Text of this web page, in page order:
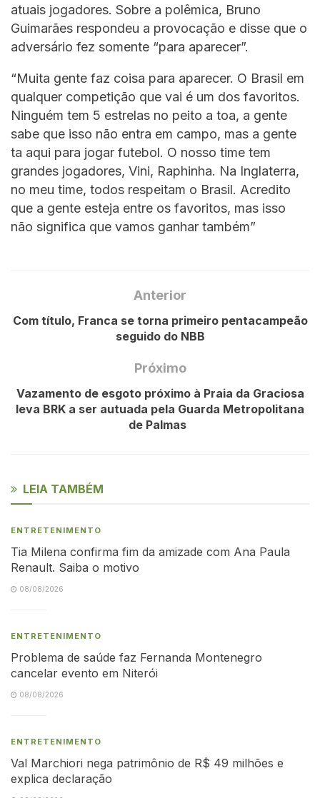
atuais jogadores. Sobre a polêmica, Bruno
Guimarães respondeu a provocação e disse que o
adversário fez somente “para aparecer”.
“Muita gente faz coisa para aparecer. O Brasil em
qualquer competição que vai é um dos favoritos.
Ninguém tem 5 estrelas no peito a toa, a gente
sabe que isso não entra em campo, mas a gente
ta aqui para jogar futebol. O nosso time tem
grandes jogadores, Vini, Raphinha. Na Inglaterra,
no meu time, todos respeitam o Brasil. Acredito
que a gente esteja entre os favoritos, mas isso
não significa que vamos ganhar também”
Anterior
Com título, Franca se torna primeiro pentacampeão
seguido do NBB
Próximo
Vazamento de esgoto próximo à Praia da Graciosa
leva BRK a ser autuada pela Guarda Metropolitana
de Palmas
LEIA TAMBÉM
ENTRETENIMENTO
Tia Milena confirma fim da amizade com Ana Paula
Renault. Saiba o motivo
08/08/2026
ENTRETENIMENTO
Problema de saúde faz Fernanda Montenegro
cancelar evento em Niterói
08/08/2026
ENTRETENIMENTO
Val Marchiori nega patrimônio de R$ 49 milhões e
explica declaração